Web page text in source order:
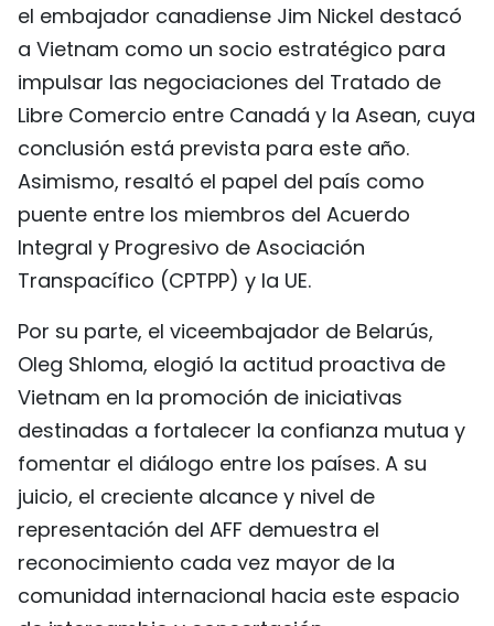
el embajador canadiense Jim Nickel destacó
a Vietnam como un socio estratégico para
impulsar las negociaciones del Tratado de
Libre Comercio entre Canadá y la Asean, cuya
conclusión está prevista para este año.
Asimismo, resaltó el papel del país como
puente entre los miembros del Acuerdo
Integral y Progresivo de Asociación
Transpacífico (CPTPP) y la UE.
Por su parte, el viceembajador de Belarús,
Oleg Shloma, elogió la actitud proactiva de
Vietnam en la promoción de iniciativas
destinadas a fortalecer la confianza mutua y
fomentar el diálogo entre los países. A su
juicio, el creciente alcance y nivel de
representación del AFF demuestra el
reconocimiento cada vez mayor de la
comunidad internacional hacia este espacio